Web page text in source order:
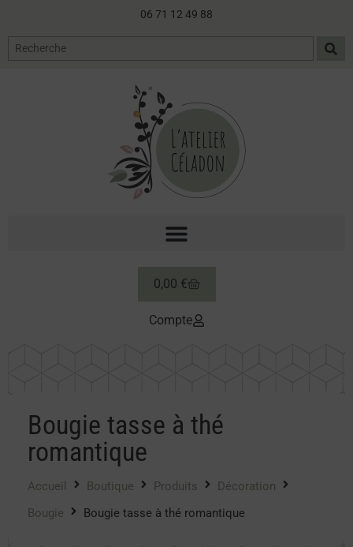
06 71 12 49 88
0,00 €
Compte
Bougie tasse à thé
romantique
Accueil Boutique Produits
Décoration
Bougie
Bougie tasse à thé romantique